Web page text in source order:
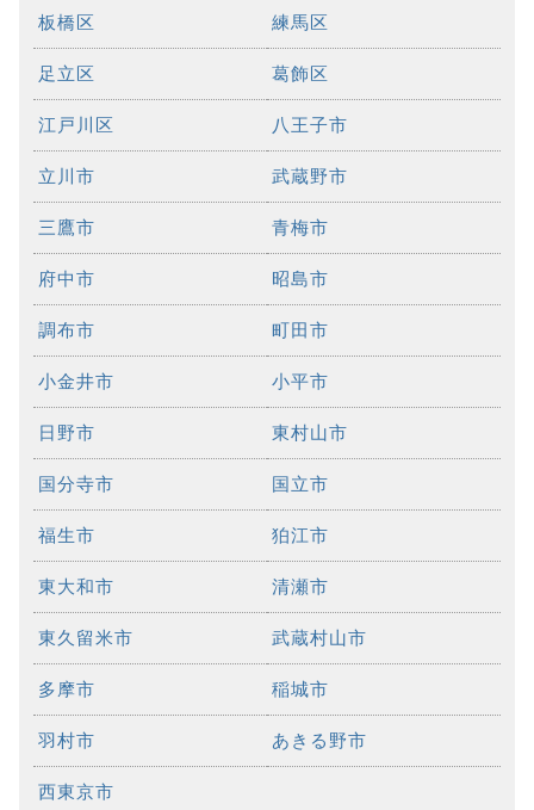
板橋区 練馬区
足立区 葛飾区
江戸川区 八王子市
立川市 武蔵野市
三鷹市 青梅市
府中市 昭島市
調布市 町田市
小金井市 小平市
日野市 東村山市
国分寺市 国立市
福生市 狛江市
東大和市 清瀬市
東久留米市 武蔵村山市
多摩市 稲城市
羽村市 あきる野市
西東京市